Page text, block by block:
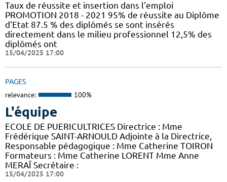
Taux de réussite et insertion dans l'emploi
PROMOTION 2018 - 2021 95% de réussite au Diplôme
d'Etat 87.5 % des diplômés se sont insérés
directement dans le milieu professionnel 12,5% des
diplômés ont
15/04/2025 17:00
PAGES
relevance: 100%
L'équipe
ECOLE DE PUERICULTRICES Directrice : Mme
Frédérique SAINT-ARNOULD Adjointe à la Directrice,
Responsable pédagogique : Mme Catherine TOIRON
Formateurs : Mme Catherine LORENT Mme Anne
MERAÏ Secrétaire :
15/04/2025 17:00